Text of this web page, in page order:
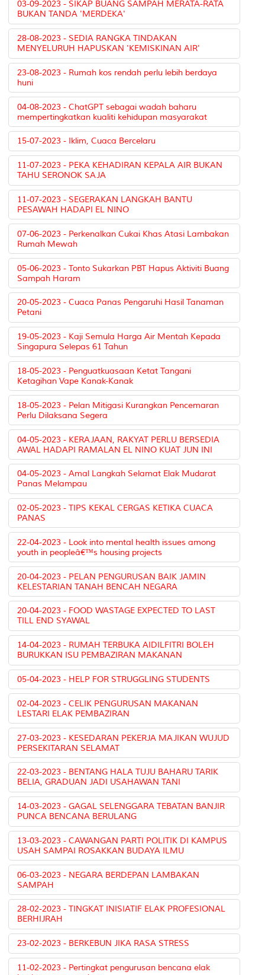
03-09-2023 - SIKAP BUANG SAMPAH MERATA-RATA
BUKAN TANDA 'MERDEKA'
28-08-2023 - SEDIA RANGKA TINDAKAN
MENYELURUH HAPUSKAN 'KEMISKINAN AIR'
23-08-2023 - Rumah kos rendah perlu lebih berdaya
huni
04-08-2023 - ChatGPT sebagai wadah baharu
mempertingkatkan kualiti kehidupan masyarakat
15-07-2023 - Iklim, Cuaca Bercelaru
11-07-2023 - PEKA KEHADIRAN KEPALA AIR BUKAN
TAHU SERONOK SAJA
11-07-2023 - SEGERAKAN LANGKAH BANTU
PESAWAH HADAPI EL NINO
07-06-2023 - Perkenalkan Cukai Khas Atasi Lambakan
Rumah Mewah
05-06-2023 - Tonto Sukarkan PBT Hapus Aktiviti Buang
Sampah Haram
20-05-2023 - Cuaca Panas Pengaruhi Hasil Tanaman
Petani
19-05-2023 - Kaji Semula Harga Air Mentah Kepada
Singapura Selepas 61 Tahun
18-05-2023 - Penguatkuasaan Ketat Tangani
Ketagihan Vape Kanak-Kanak
18-05-2023 - Pelan Mitigasi Kurangkan Pencemaran
Perlu Dilaksana Segera
04-05-2023 - KERAJAAN, RAKYAT PERLU BERSEDIA
AWAL HADAPI RAMALAN EL NINO KUAT JUN INI
04-05-2023 - Amal Langkah Selamat Elak Mudarat
Panas Melampau
02-05-2023 - TIPS KEKAL CERGAS KETIKA CUACA
PANAS
22-04-2023 - Look into mental health issues among
youth in peopleâ€™s housing projects
20-04-2023 - PELAN PENGURUSAN BAIK JAMIN
KELESTARIAN TANAH BENCAH NEGARA
20-04-2023 - FOOD WASTAGE EXPECTED TO LAST
TILL END SYAWAL
14-04-2023 - RUMAH TERBUKA AIDILFITRI BOLEH
BURUKKAN ISU PEMBAZIRAN MAKANAN
05-04-2023 - HELP FOR STRUGGLING STUDENTS
02-04-2023 - CELIK PENGURUSAN MAKANAN
LESTARI ELAK PEMBAZIRAN
27-03-2023 - KESEDARAN PEKERJA MAJIKAN WUJUD
PERSEKITARAN SELAMAT
22-03-2023 - BENTANG HALA TUJU BAHARU TARIK
BELIA, GRADUAN JADI USAHAWAN TANI
14-03-2023 - GAGAL SELENGGARA TEBATAN BANJIR
PUNCA BENCANA BERULANG
13-03-2023 - CAWANGAN PARTI POLITIK DI KAMPUS
USAH SAMPAI ROSAKKAN BUDAYA ILMU
06-03-2023 - NEGARA BERDEPAN LAMBAKAN
SAMPAH
28-02-2023 - TINGKAT INISIATIF ELAK PROFESIONAL
BERHIJRAH
23-02-2023 - BERKEBUN JIKA RASA STRESS
11-02-2023 - Pertingkat pengurusan bencana elak